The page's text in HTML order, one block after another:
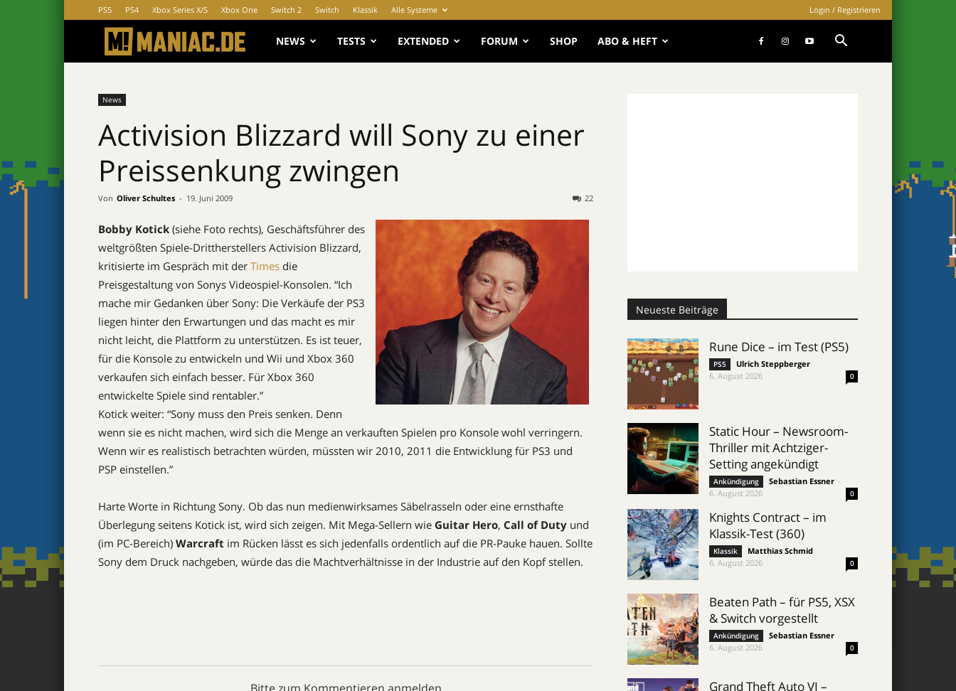
PS5 PS4 Xbox Series X/S Xbox One Switch 2 Switch Klassik Alle Systeme Login / Registrieren
MANIAC.de
NEWS TESTS EXTENDED FORUM SHOP ABO & HEFT
News
Activision Blizzard will Sony zu einer
Preissenkung zwingen
Von Oliver Schultes - 19. Juni 2009 22
Bobby Kotick (siehe Foto rechts), Geschäftsführer des
weltgrößten Spiele-Drittherstellers Activision Blizzard,
kritisierte im Gespräch mit der Times die
Preisgestaltung von Sonys Videospiel-Konsolen. “Ich
mache mir Gedanken über Sony: Die Verkäufe der PS3
liegen hinter den Erwartungen und das macht es mir
nicht leicht, die Plattform zu unterstützen. Es ist teuer,
für die Konsole zu entwickeln und Wii und Xbox 360
verkaufen sich einfach besser. Für Xbox 360
entwickelte Spiele sind rentabler.”
Kotick weiter: “Sony muss den Preis senken. Denn
wenn sie es nicht machen, wird sich die Menge an verkauften Spielen pro Konsole wohl verringern.
Wenn wir es realistisch betrachten würden, müssten wir 2010, 2011 die Entwicklung für PS3 und
PSP einstellen.”
Harte Worte in Richtung Sony. Ob das nun medienwirksames Säbelrasseln oder eine ernsthafte
Überlegung seitens Kotick ist, wird sich zeigen. Mit Mega-Sellern wie Guitar Hero, Call of Duty und
(im PC-Bereich) Warcraft im Rücken lässt es sich jedenfalls ordentlich auf die PR-Pauke hauen. Sollte
Sony dem Druck nachgeben, würde das die Machtverhältnisse in der Industrie auf den Kopf stellen.
Neueste Beiträge
Rune Dice – im Test (PS5)
PS5 Ulrich Steppberger
6. August 2026
0
Static Hour – Newsroom-
Thriller mit Achtziger-
Setting angekündigt
Ankündigung Sebastian Essner
6. August 2026
0
Knights Contract – im
Klassik-Test (360)
Klassik Matthias Schmid
6. August 2026
0
Beaten Path – für PS5, XSX
& Switch vorgestellt
Ankündigung Sebastian Essner
6. August 2026
0
Grand Theft Auto VI –